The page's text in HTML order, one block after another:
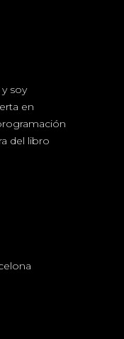
soy
en
del libro